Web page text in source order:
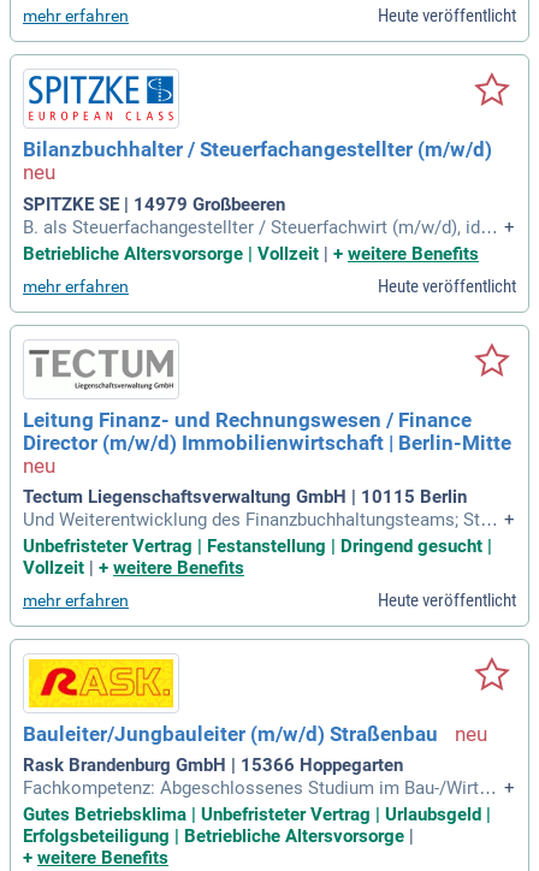
itionen; Prüfung und Bewertung von Rechnungen der Nachun
ternehmer; Enge und koordinierte
mehr erfahren Heute veröffentlicht
Bilanzbuchhalter / Steuerfachangestellter (m/w/d)
SPITZKE SE | 14979 Großbeeren
B. als Steuerfachangestellter / Steuerfachwirt (m/w/d), ideal
erweise Weiterqualifizierung als Bilanzbuchhalter (m/w/d) o
der ein abgeschlossenes betriebswirtschaftliches Studium
mit Schwerpunkt Accounting, Finance oder Rechnungswese
n; Erfahrungen: Mehrjährige
+
Betriebliche Altersvorsorge | Vollzeit | + weitere Benefits
mehr erfahren Heute veröffentlicht
Leitung Finanz- und Rechnungswesen / Finance
Director (m/w/d) Immobilienwirtschaft | Berlin-Mitte
Tectum Liegenschaftsverwaltung GmbH | 10115 Berlin
Und Weiterentwicklung des Finanzbuchhaltungsteams; Steu
erung von Liquiditätsplanung und Zahlungsverkehr; Ansprec
hpartner (m⁠/⁠w⁠/⁠d) für Steuerberater, Wirtschaftsprüfer und Be
nabrechnungen sowie
+
Unbefristeter Vertrag | Festanstellung | Dringend gesucht |
Vollzeit | + weitere Benefits
mehr erfahren Heute veröffentlicht
Bauleiter/Jungbauleiter (m/w/d) Straßenbau
Rask Brandenburg GmbH | 15366 Hoppegarten
Fachkompetenz: Abgeschlossenes Studium im Bau-/Wirtsc
haftsingenieurwesen bzw. eine vergleichbare Qualifikation o
der Berufserfahrung im Bau- und Projektmanagement; Progr
ammkenner: Sichere MS-Office-Kenntnisse sowie Erfahrung
+
Gutes Betriebsklima | Unbefristeter Vertrag | Urlaubsgeld |
Erfolgsbeteiligung | Betriebliche Altersvorsorge
+ weitere Benefits